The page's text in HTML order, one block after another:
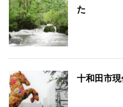
た
十和田市